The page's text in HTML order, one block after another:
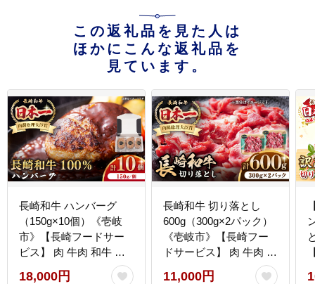
この返礼品を見た人は
ほかにこんな返礼品を
見ています。
長崎和牛 ハンバーグ
（150g×10個）《壱岐
市》【長崎フードサー
ビス】 肉 牛肉 和牛 惣
菜 加工品 冷凍配送
18,000円
長崎和牛 切り落とし
600g（300g×2パック）
《壱岐市》【長崎フー
ドサービス】 肉 牛肉 赤
身 小分け 国産 切落し
11,000円